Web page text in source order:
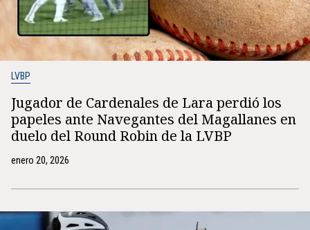
LVBP
Jugador de Cardenales de Lara perdió los
papeles ante Navegantes del Magallanes en
duelo del Round Robin de la LVBP
enero 20, 2026